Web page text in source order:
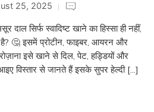
25, 2025
सिर्फ स्वादिष्ट खाने का हिस्सा ही नहीं,
🤔 इसमें प्रोटीन, फाइबर, आयरन और
इसे खाने से दिल, पेट, हड्डियों और
विस्तार से जानते हैं इसके सुपर हेल्दी […]